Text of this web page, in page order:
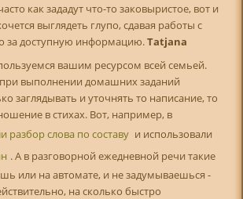
как зададут что-то заковыристое, вот и
выглядеть глупо, сдавая работы с
за доступную информацию.Tatjana
вашим ресурсом всей семьей.
выполнении домашних заданий
заглядывать и уточнять то написание, то
в стихах. Вот, например, в
разбор слова по составу и использовали
. А в разговорной ежедневной речи такие
или на автомате, и не задумываешься -
на сколько быстро